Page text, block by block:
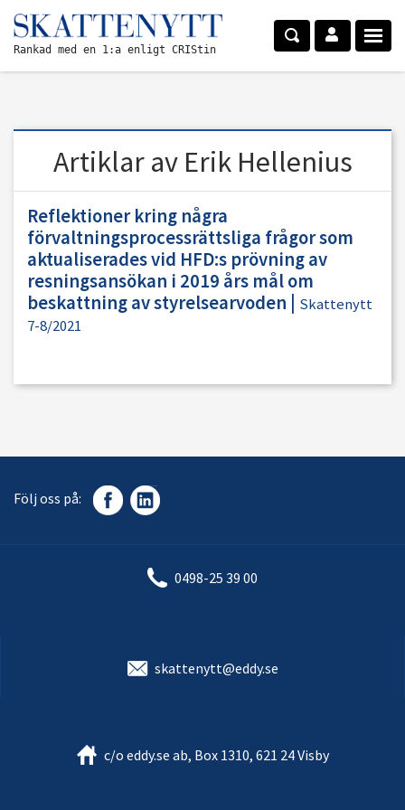
Rankad med en 1:a enligt CRIStin
Artiklar av Erik Hellenius
Reflektioner kring några
förvaltningsprocessrättsliga frågor som
aktualiserades vid HFD:s prövning av
resningsansökan i 2019 års mål om
beskattning av styrelsearvoden
Skattenytt
7-8/2021
Följ oss på:
0498-25 39 00
skattenytt@eddy.se
c/o eddy.se ab, Box 1310, 621 24 Visby